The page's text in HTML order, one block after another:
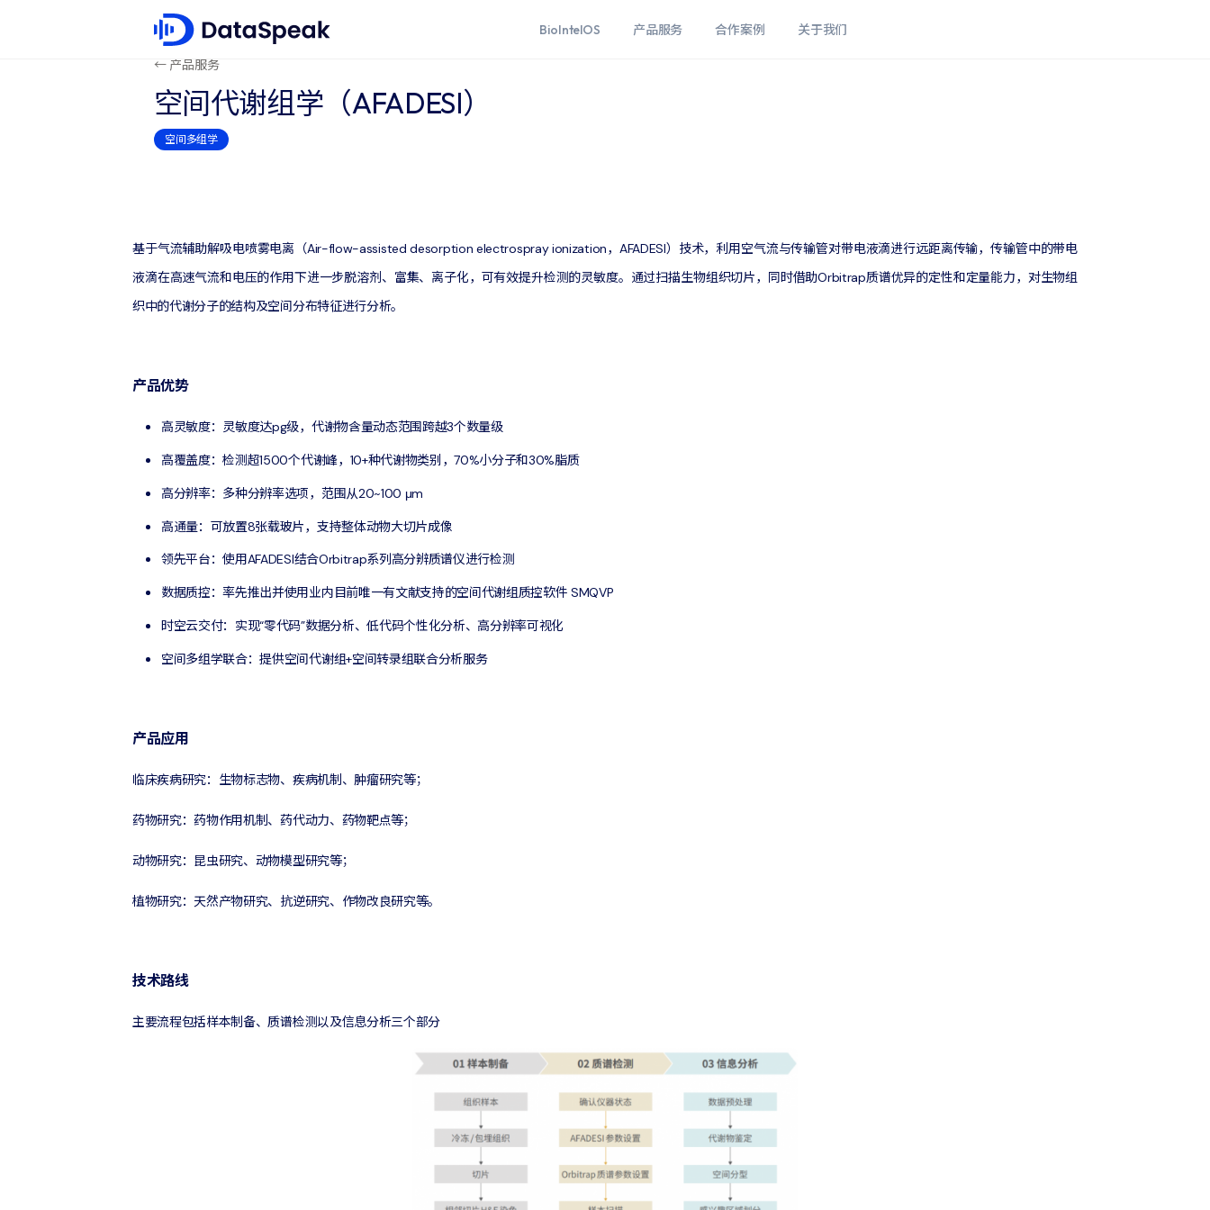
BioIntelOS 产品服务 合作案例 关于我们
← 产品服务
空间代谢组学（AFADESI）
空间多组学
基于气流辅助解吸电喷雾电离（Air-flow-assisted desorption electrospray ionization，AFADESI）技术，利用空气流与传输管对带电液滴进行远距离传输，传输管中的带电
液滴在高速气流和电压的作用下进一步脱溶剂、富集、离子化，可有效提升检测的灵敏度。通过扫描生物组织切片，同时借助Orbitrap质谱优异的定性和定量能力，对生物组
织中的代谢分子的结构及空间分布特征进行分析。
产品优势
高灵敏度：灵敏度达pg级，代谢物含量动态范围跨越3个数量级
高覆盖度：检测超1500个代谢峰，10+种代谢物类别，70%小分子和30%脂质
高分辨率：多种分辨率选项，范围从20~100 μm
高通量：可放置8张载玻片，支持整体动物大切片成像
领先平台：使用AFADESI结合Orbitrap系列高分辨质谱仪进行检测
数据质控：率先推出并使用业内目前唯一有文献支持的空间代谢组质控软件 SMQVP
时空云交付：实现“零代码”数据分析、低代码个性化分析、高分辨率可视化
空间多组学联合：提供空间代谢组+空间转录组联合分析服务
产品应用
临床疾病研究：生物标志物、疾病机制、肿瘤研究等；
药物研究：药物作用机制、药代动力、药物靶点等；
动物研究：昆虫研究、动物模型研究等；
植物研究：天然产物研究、抗逆研究、作物改良研究等。
技术路线
主要流程包括样本制备、质谱检测以及信息分析三个部分